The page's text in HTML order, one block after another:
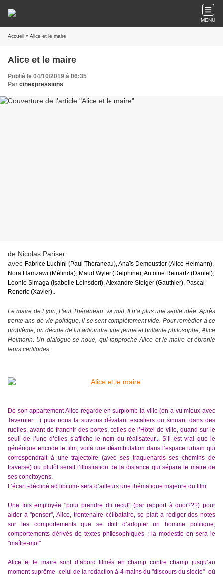
MENU
Accueil » Alice et le maire
Alice et le maire
Publié le 04/10/2019 à 06:35
Par cinexpressions
de Nicolas Pariser
avec Fabrice Luchini (Paul Théraneau), Anaïs Demoustier (Alice Heimann),
Nora Hamzawi (Mélinda), Maud Wyler (Delphine), Antoine Reinartz (Daniel),
Léonie Simaga (Isabelle Leinsdorf), Alexandre Steiger (Gauthier), Pascal
Reneric (Xavier)..
Le maire de Lyon, Paul Théraneau, va mal. Il n’a plus une seule idée. Après
trente ans de vie politique, il se sent complètement vide. Pour remédier à ce
problème, on décide de lui adjoindre une jeune et brillante philosophe, Alice
Heimann. Un dialogue se noue, qui rapproche Alice et le maire et ébranle
leurs certitudes.
De son appartement Alice regarde en surplomb la ville (on a vu mieux avec
Tavernier…) puis nous la suivons dévalant escaliers ou sinuant dans des
ruelles, avant de franchir des portes, celles de l’Hôtel de ville, quand sur le
seuil de l’une d’elles s’affiche le nom du réalisateur... S’il est vrai que le
générique encode le film, voilà une déambulation dans l’espace urbain qui
correspondrait à une trajectoire (avec ses traquenards ses chemins de
traverse) ou plutôt serait l’illustration de la distance qui sépare le maire de
ses concitoyens.
L’écart -décliné ad libitum- sera d’ailleurs une thématique majeure du film
Une fois employée "pour prendre du recul" (par rapport à quoi???) pour
aider à "penser", Alice, trentenaire célibataire, se plaît à rédiger des notes
sur les comportements que se doit d’adopter un homme politique,
comportements dérivés de textes philosophiques ; la modestie en sera le
"maître-mot"
Alice et le maire sont d’abord filmés en champ contre champ jusqu’au
moment suprême -celui de la rédaction à 4 mains du "discours du siècle"- où